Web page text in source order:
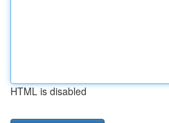
HTML is disabled